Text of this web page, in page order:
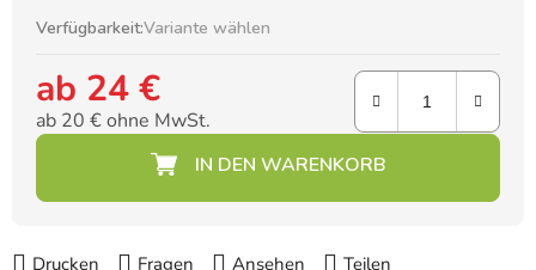
Verfügbarkeit:Variante wählen
ab 24 €
ab 20 €ohne MwSt.
Verkaufspreis:
Drucken Fragen Ansehen Teilen